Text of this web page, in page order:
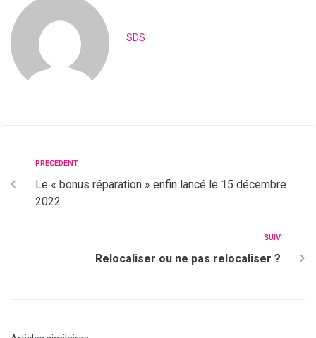
SDS
PRÉCÉDENT
Le « bonus réparation » enfin lancé le 15 décembre
2022
SUIV
Relocaliser ou ne pas relocaliser ?